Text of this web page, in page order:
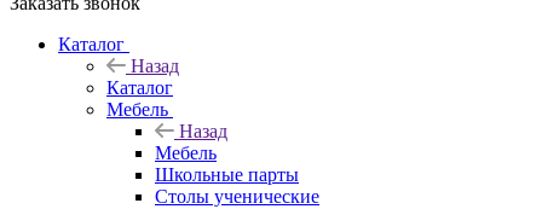
Каталог
Назад
Каталог
Мебель
Назад
Мебель
Школьные парты
Столы ученические